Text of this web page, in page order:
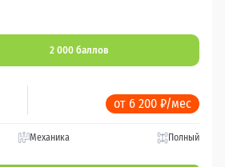
2 000 баллов
от 6 200 ₽/мес
Механика Полный